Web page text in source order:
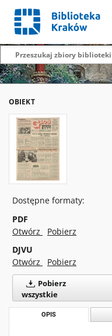
OBIEKT
Dostępne formaty:
PDF
Otwórz
Pobierz
DJVU
Otwórz
Pobierz
Pobierz
wszystkie
OPIS